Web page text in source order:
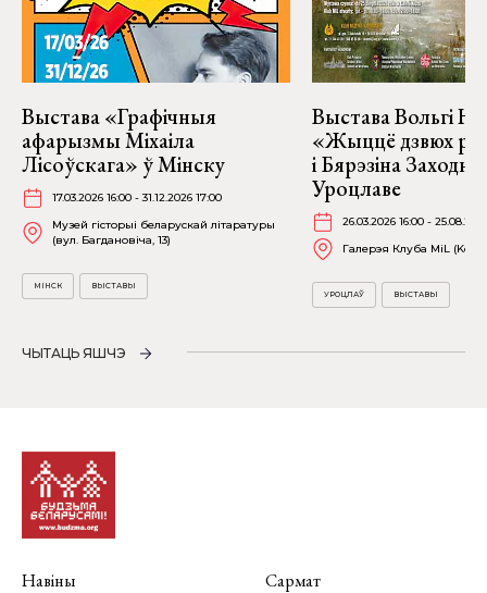
Выстава «Графічныя
афарызмы Міхаіла
Лісоўскага» ў Мінску
17.03.2026 16:00 - 31.12.2026 17:00
Музей гісторыі беларускай літаратуры
(вул. Багдановіча, 13)
МІНСК ВЫСТАВЫ
Выстава Вольгі
«Жыццё дзвюх
і Бярэзіна
Уроцлаве
26.03.2026 16:00 -
Галерэя Клуба MiL
УРОЦЛАЎ ВЫСТАВЫ
ЧЫТАЦЬ ЯШЧЭ
Навіны
Сармат